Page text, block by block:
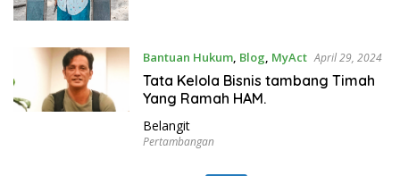
Bantuan Hukum, Blog, MyAct April 29, 2024
Tata Kelola Bisnis tambang Timah
Yang Ramah HAM.
Belangit
Pertambangan